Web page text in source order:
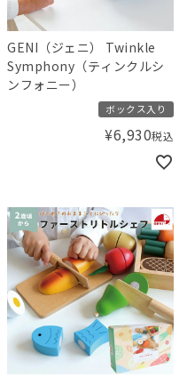
GENI（ジェニ） Twinkle
Symphony（ティンクルシ
ンフォニー）
ボックス入り
¥6,930税込